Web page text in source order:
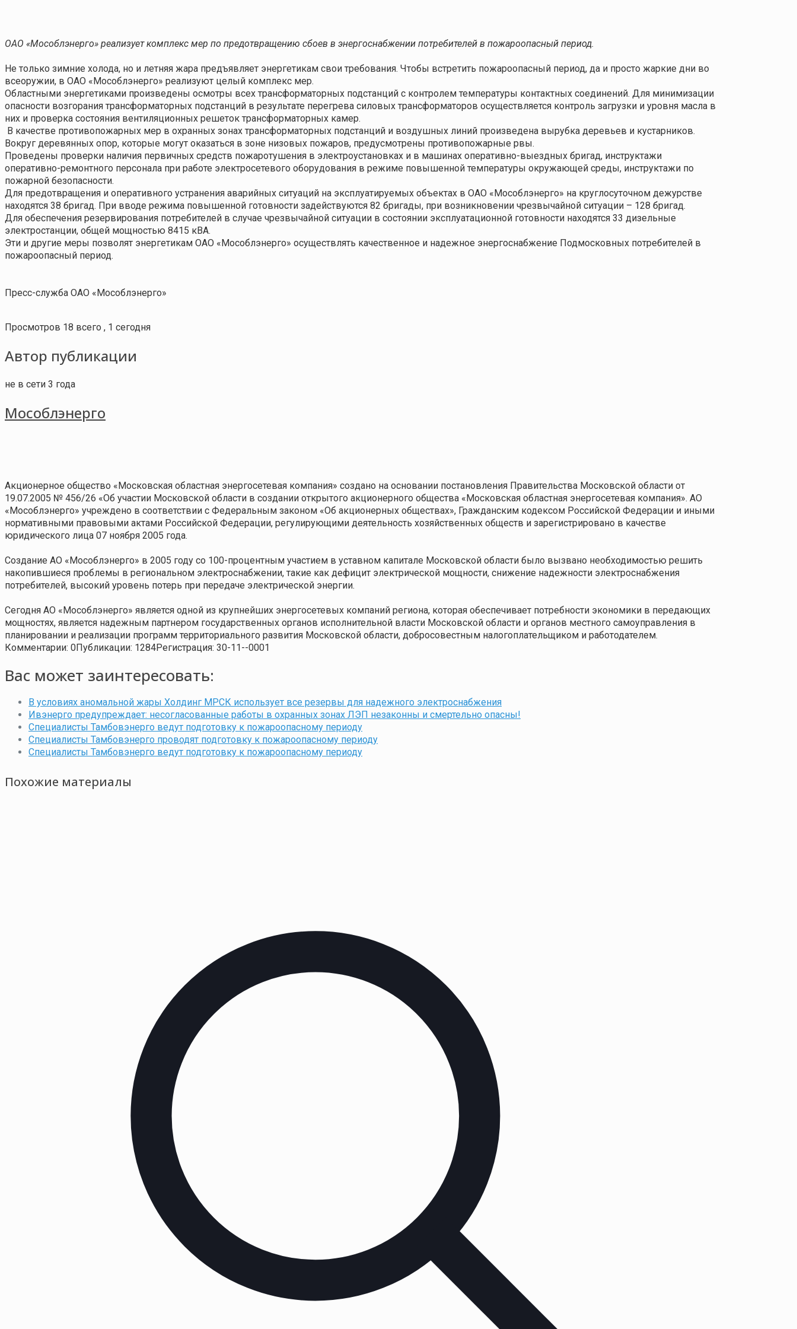
ОАО «Мособлэнерго» реализует комплекс мер по предотвращению сбоев в энергоснабжении потребителей в пожароопасный период.
Не только зимние холода, но и летняя жара предъявляет энергетикам свои требования. Чтобы встретить пожароопасный период, да и просто жаркие дни во
всеоружии, в ОАО «Мособлэнерго» реализуют целый комплекс мер.
Областными энергетиками произведены осмотры всех трансформаторных подстанций с контролем температуры контактных соединений. Для минимизации
опасности возгорания трансформаторных подстанций в результате перегрева силовых трансформаторов осуществляется контроль загрузки и уровня масла в
них и проверка состояния вентиляционных решеток трансформаторных камер.
В качестве противопожарных мер в охранных зонах трансформаторных подстанций и воздушных линий произведена вырубка деревьев и кустарников.
Вокруг деревянных опор, которые могут оказаться в зоне низовых пожаров, предусмотрены противопожарные рвы.
Проведены проверки наличия первичных средств пожаротушения в электроустановках и в машинах оперативно-выездных бригад, инструктажи
оперативно-ремонтного персонала при работе электросетевого оборудования в режиме повышенной температуры окружающей среды, инструктажи по
пожарной безопасности.
Для предотвращения и оперативного устранения аварийных ситуаций на эксплуатируемых объектах в ОАО «Мособлэнерго» на круглосуточном дежурстве
находятся 38 бригад. При вводе режима повышенной готовности задействуются 82 бригады, при возникновении чрезвычайной ситуации – 128 бригад.
Для обеспечения резервирования потребителей в случае чрезвычайной ситуации в состоянии эксплуатационной готовности находятся 33 дизельные
электростанции, общей мощностью 8415 кВА.
Эти и другие меры позволят энергетикам ОАО «Мособлэнерго» осуществлять качественное и надежное энергоснабжение Подмосковных потребителей в
пожароопасный период.
Пресс-служба ОАО «Мособлэнерго»
Просмотров 18 всего , 1 сегодня
Автор публикации
не в сети 3 года
Мособлэнерго
Акционерное общество «Московская областная энергосетевая компания» создано на основании постановления Правительства Московской области от
19.07.2005 № 456/26 «Об участии Московской области в создании открытого акционерного общества «Московская областная энергосетевая компания». АО
«Мособлэнерго» учреждено в соответствии с Федеральным законом «Об акционерных обществах», Гражданским кодексом Российской Федерации и иными
нормативными правовыми актами Российской Федерации, регулирующими деятельность хозяйственных обществ и зарегистрировано в качестве
юридического лица 07 ноября 2005 года.
Создание АО «Мособлэнерго» в 2005 году со 100-процентным участием в уставном капитале Московской области было вызвано необходимостью решить
накопившиеся проблемы в региональном электроснабжении, такие как дефицит электрической мощности, снижение надежности электроснабжения
потребителей, высокий уровень потерь при передаче электрической энергии.
Сегодня АО «Мособлэнерго» является одной из крупнейших энергосетевых компаний региона, которая обеспечивает потребности экономики в передающих
мощностях, является надежным партнером государственных органов исполнительной власти Московской области и органов местного самоуправления в
планировании и реализации программ территориального развития Московской области, добросовестным налогоплательщиком и работодателем.
Комментарии: 0Публикации: 1284Регистрация: 30-11--0001
Вас может заинтересовать:
В условиях аномальной жары Холдинг МРСК использует все резервы для надежного электроснабжения
Ивэнерго предупреждает: несогласованные работы в охранных зонах ЛЭП незаконны и смертельно опасны!
Специалисты Тамбовэнерго ведут подготовку к пожароопасному периоду
Специалисты Тамбовэнерго проводят подготовку к пожароопасному периоду
Специалисты Тамбовэнерго ведут подготовку к пожароопасному периоду
Похожие материалы